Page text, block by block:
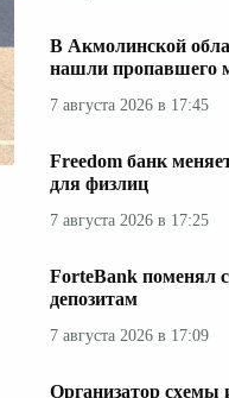
В Акмолинской
нашли пропавшего
7 августа 2026 в 17:45
Freedom банк
для физлиц
7 августа 2026 в 17:25
ForteBank поменял
депозитам
7 августа 2026 в 17:09
Организатор схемы